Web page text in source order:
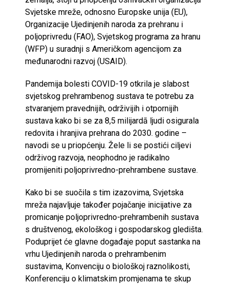
Svjetske mreže, odnosno Europske unija (EU),
Organizacije Ujedinjenih naroda za prehranu i
poljoprivredu (FAO), Svjetskog programa za hranu
(WFP) u suradnji s Američkom agencijom za
međunarodni razvoj (USAID).
Pandemija bolesti COVID-19 otkrila je slabost
svjetskog prehrambenog sustava te potrebu za
stvaranjem pravednijih, održivijih i otpornijih
sustava kako bi se za 8,5 milijardā ljudi osigurala
redovita i hranjiva prehrana do 2030. godine –
navodi se u priopćenju. Žele li se postići ciljevi
održivog razvoja, neophodno je radikalno
promijeniti poljoprivredno-prehrambene sustave.
Kako bi se suočila s tim izazovima, Svjetska
mreža najavljuje također pojačanje inicijative za
promicanje poljoprivredno-prehrambenih sustava
s društvenog, ekološkog i gospodarskog gledišta.
Poduprijet će glavne događaje poput sastanka na
vrhu Ujedinjenih naroda o prehrambenim
sustavima, Konvenciju o biološkoj raznolikosti,
Konferenciju o klimatskim promjenama te skup